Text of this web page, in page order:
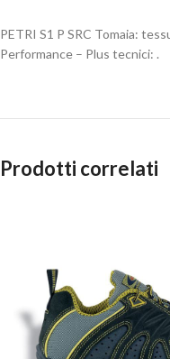
PETRI S1 P SRC Tomaia:
Performance – Plus tecnici: .
Prodotti correlati